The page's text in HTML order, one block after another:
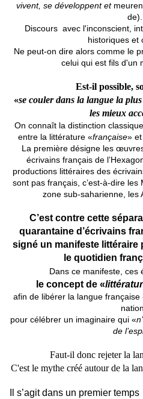
vivent, se développent et
de).
Discours avec l'inconscient,
historiques et
Ne peut-on dire alors comme le
celui qui est fils d'un
Est-il possible,
«se couler dans la langue la
les mieux
On connaît la distinction
entre la littérature «française»
La première désigne les
écrivains français de
productions littéraires des
sont pas français, c’est-à-dire les
zone sub-saharienne, les
C’est contre cette
quarantaine d’écrivains
signé un manifeste littéraire
le quotidien
Dans ce manifeste, ces
le concept de «
afin de libérer la langue
pour célébrer un imaginaire qui «
de
Faut-il donc rejeter la
C'est le mythe créé autour de la
Il s’agit dans un premier temps